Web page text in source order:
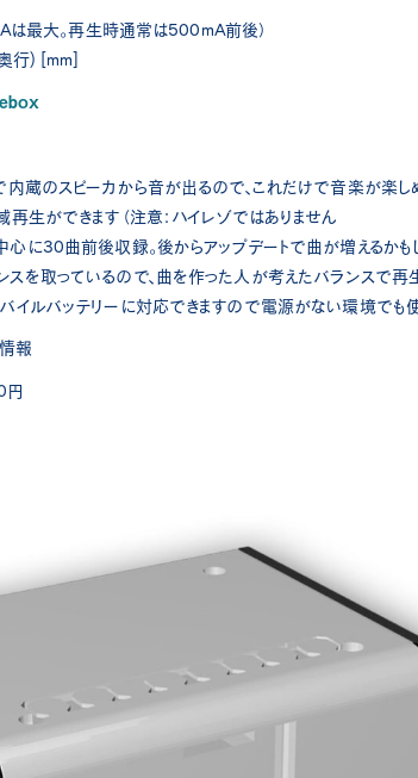
は最大。再生時通常は500mA前後）
行) [mm]
内蔵のスピーカから音が出るので、これだけで音楽が楽し
再生ができます（注意：ハイレゾではありません
心に30曲前後収録。後からアップデートで曲が増えるかも
スを取っているので、曲を作った人が考えたバランスで再
イルバッテリーに対応できますので電源がない環境でも
報
円